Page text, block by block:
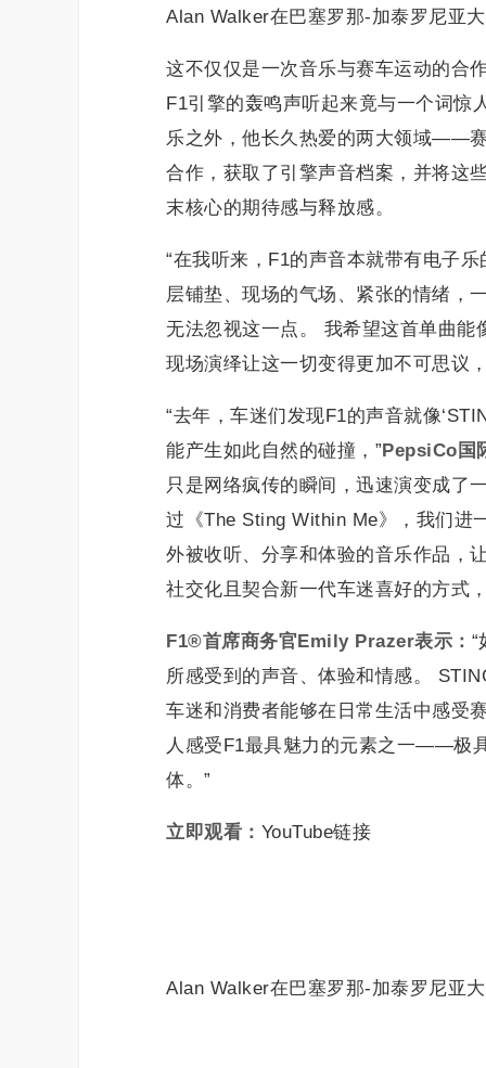
Alan Walker在巴塞罗那-加泰罗尼亚
这不仅仅是一次音乐与赛车运动的
F1引擎的轰鸣声听起来竟与一个词惊
乐之外，他长久热爱的两大领域——
合作，获取了引擎声音档案，并将这
末核心的期待感与释放感。
“在我听来，F1的声音本就带有电子乐
层铺垫、现场的气场、紧张的情绪，
无法忽视这一点。 我希望这首单曲
现场演绎让这一切变得更加不可思议
“去年，车迷们发现F1的声音就像
能产生如此自然的碰撞，”PepsiCo国
只是网络疯传的瞬间，迅速演变成
过《The Sting Within Me》，我们进
外被收听、分享和体验的音乐作品，
社交化且契合新一代车迷喜好的方式
F1®首席商务官Emily Prazer表示： “
所感受到的声音、体验和情感。
车迷和消费者能够在日常生活中感受
人感受F1最具魅力的元素之一——极
体。”
立即观看： YouTube链接
Alan Walker在巴塞罗那-加泰罗尼亚